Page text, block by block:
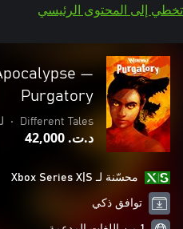
تخطي إلى المحتوى الرئيسي
—
Purgatory
Different Tales
•
د.ت.‏ 42,000
محسّنة لـ Xbox Series X|S
توافق ذكي